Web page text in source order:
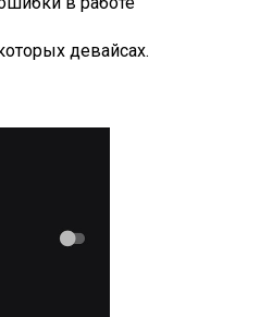
девайсах.